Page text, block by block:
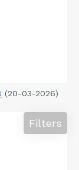
(20-03-2026)
Filters